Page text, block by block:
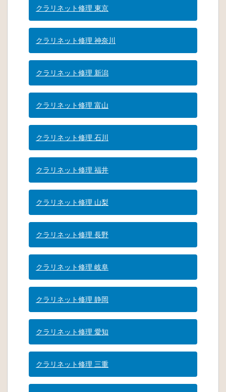
クラリネット修理 東京
クラリネット修理 神奈川
クラリネット修理 新潟
クラリネット修理 富山
クラリネット修理 石川
クラリネット修理 福井
クラリネット修理 山梨
クラリネット修理 長野
クラリネット修理 岐阜
クラリネット修理 静岡
クラリネット修理 愛知
クラリネット修理 三重